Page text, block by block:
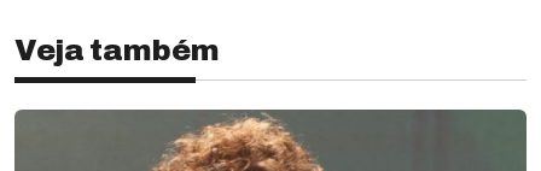
Veja também